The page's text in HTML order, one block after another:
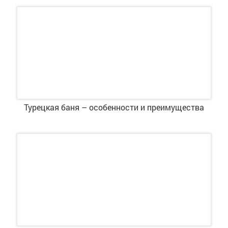
Турецкая баня – особенности и преимущества